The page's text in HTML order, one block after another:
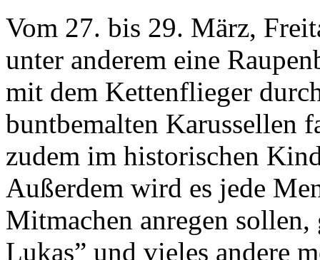
Vom 27. bis 29. März,
unter anderem eine
mit dem Kettenflieger
buntbemalten Karussellen
zudem im historischen
Außerdem wird es jede
Mitmachen anregen
Lukas” und vieles andere